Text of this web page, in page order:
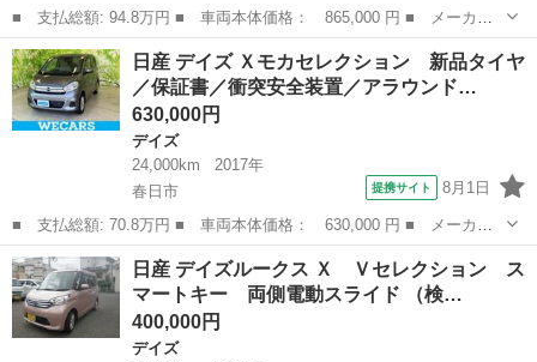
■ 支払総額: 94.8万円 ■ 車両本体価格： 865,000 円 ■ メーカー
名： 日産 ■ 車種名： デイズルークス ■ グレード名： ハイウ
ェイスターＸ 新品タイヤ／純正 ＳＤナビ／エマージェンシーブレ
ーキ／電動ス...
福岡 春日市 デイズ
日産 デイズ Ｘモカセレクション 新品タイヤ
／保証書／衝突安全装置／アラウンド…
630,000円
デイズ
24,000km
2017年
春日市
提携サイト 8月1日
■ 支払総額: 70.8万円 ■ 車両本体価格： 630,000 円 ■ メーカー
名： 日産 ■ 車種名： デイズ ■ グレード名： Ｘモカセレクシ
ョン 新品タイヤ／保証書／衝突安全装置／アラウンドビューモニタ
ー／ドライブ...
福岡 春日市 デイズ
日産 デイズルークス Ｘ Ｖセレクション ス
マートキー 両側電動スライド （検…
400,000円
デイズ